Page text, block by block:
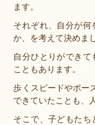
ます。
それぞれ、自分が何
か、を考えて決めま
自分ひとりができ
こともあります。
歩くスピードやポー
できていたことも、
そこで、子どもたち